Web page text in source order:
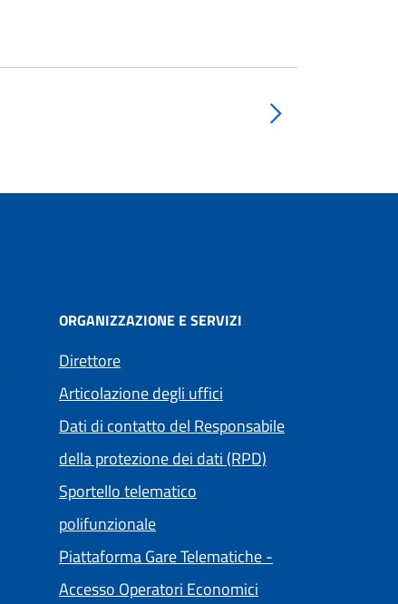
ORGANIZZAZIONE E SERVIZI
Direttore
Articolazione degli uffici
Dati di contatto del Responsabile
della protezione dei dati (RPD)
Sportello telematico
polifunzionale
Piattaforma Gare Telematiche -
Accesso Operatori Economici